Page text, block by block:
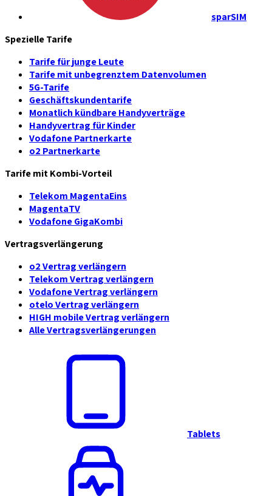
sparSIM
Spezielle Tarife
Tarife für junge Leute
Tarife mit unbegrenztem Datenvolumen
5G-Tarife
Geschäftskundentarife
Monatlich kündbare Handyverträge
Handyvertrag für Kinder
Vodafone Partnerkarte
o2 Partnerkarte
Tarife mit Kombi-Vorteil
Telekom MagentaEins
MagentaTV
Vodafone GigaKombi
Vertragsverlängerung
o2 Vertrag verlängern
Telekom Vertrag verlängern
Vodafone Vertrag verlängern
otelo Vertrag verlängern
HIGH mobile Vertrag verlängern
Alle Vertragsverlängerungen
Tablets